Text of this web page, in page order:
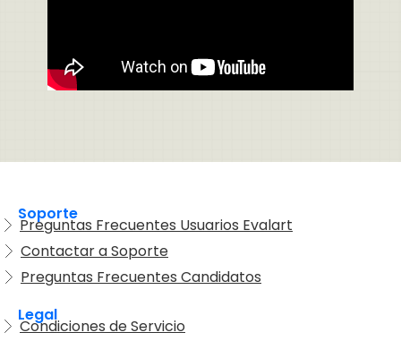
Soporte
Preguntas Frecuentes Usuarios Evalart
Contactar a Soporte
Preguntas Frecuentes Candidatos
Legal
Condiciones de Servicio